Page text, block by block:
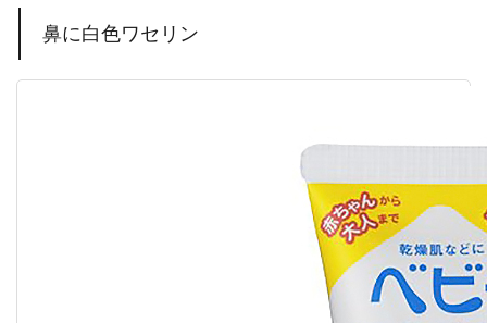
鼻に白色ワセリン